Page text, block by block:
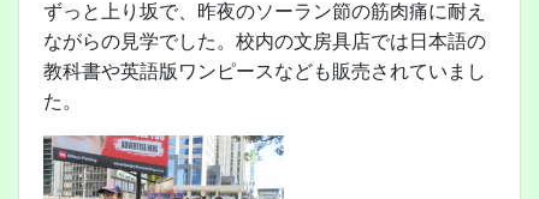
ずっと上り坂で、昨夜のソーラン節の筋肉痛に耐え
ながらの見学でした。校内の文房具店では日本語の
教科書や英語版ワンピースなども販売されていまし
た。